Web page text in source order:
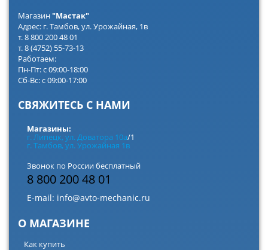
Магазин"Мастак"
Адрес: г. Тамбов, ул. Урожайная, 1в
т. 8 800 200 48 01
т. 8 (4752) 55-73-13
Работаем:
Пн-Пт: с 09:00-18:00
Сб-Вс: с 09:00-17:00
СВЯЖИТЕСЬ С НАМИ
Магазины:
г. Липецк, ул. Доватора 10а/1
г. Тамбов, ул. Урожайная 1в
Звонок по России бесплатный
8 800 200 48 01
E-mail: info@avto-mechanic.ru
О МАГАЗИНЕ
Как купить